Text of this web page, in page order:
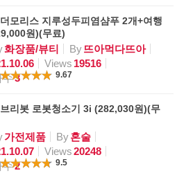
모리스 지루성두피염샴푸 2개+여행
원)(무료)
화장품/뷰티 By뜨아먹다뜨아
Views 19516
수3 9.67
리봇 로봇청소기 3i (282,030원)(무
가전제품 By혼술
Views20248
수2 9.5